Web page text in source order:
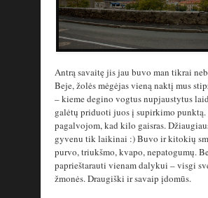
Antrą savaitę jis jau buvo man tikrai
Beje, žolės mėgėjas vieną naktį mus
– kieme degino vogtus nupjaustytus
galėtų priduoti juos į supirkimo punktą.
pagalvojom, kad kilo gaisras.
gyvenu tik laikinai :) Buvo ir kitokių
purvo, triukšmo, kvapo, nepatogumų.
paprieštarauti vienam dalykui – visgi
žmonės. Draugiški ir savaip įdomūs.